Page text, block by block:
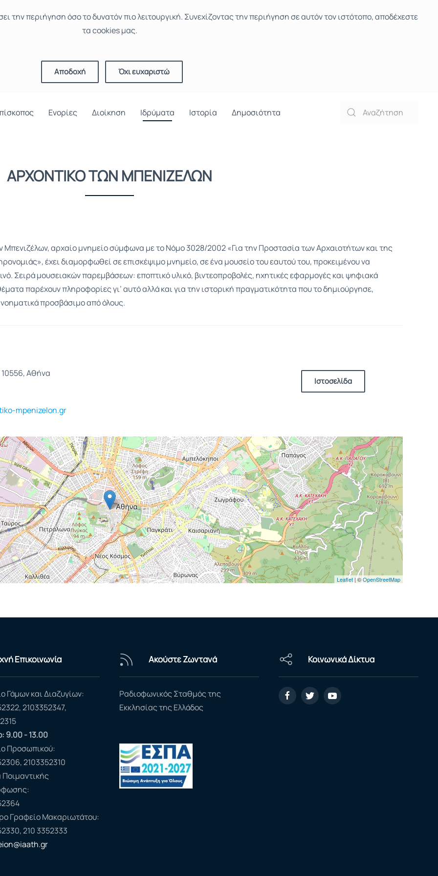
την περιήγηση όσο το δυνατόν πιο λειτουργική. Συνεχίζοντας την περιήγηση σε αυτόν τον ιστότοπο, αποδέχεστε
τα cookies μας.
Αποδοχή Όχι ευχαριστώ
Ενορίες Διοίκηση Ιδρύματα Ιστορία Δημοσιότητα
ΑΡΧΟΝΤΙΚΟ ΤΩΝ ΜΠΕΝΙΖΕΛΩΝ
Μπενιζέλων, αρχαίο μνημείο σύμφωνα με το Νόμο 3028/2002 «Για την Προστασία των Αρχαιοτήτων και της
έχει διαμορφωθεί σε επισκέψιμο μνημείο, σε ένα μουσείο του εαυτού του, προκειμένου να
Σειρά μουσειακών παρεμβάσεων: εποπτικό υλικό, βιντεοπροβολές, ηχητικές εφαρμογές και ψηφιακά
παρέχουν πληροφορίες γι’ αυτό αλλά και για την ιστορική πραγματικότητα που το δημιούργησε,
προσβάσιμο από όλους.
Αθήνα
mpenizelon.gr
Ιστοσελίδα
Leaflet| ©OpenStreetMap
Επικοινωνία
Γάμων και Διαζυγίων:
2103352347,
9.00 - 13.00
Προσωπικού:
2103352310
Γραφείο Μακαριωτάτου:
210 3352333
Ακούστε Ζωντανά
Ραδιοφωνικός Σταθμός της
Εκκλησίας της Ελλάδος
Κοινωνικά Δίκτυα